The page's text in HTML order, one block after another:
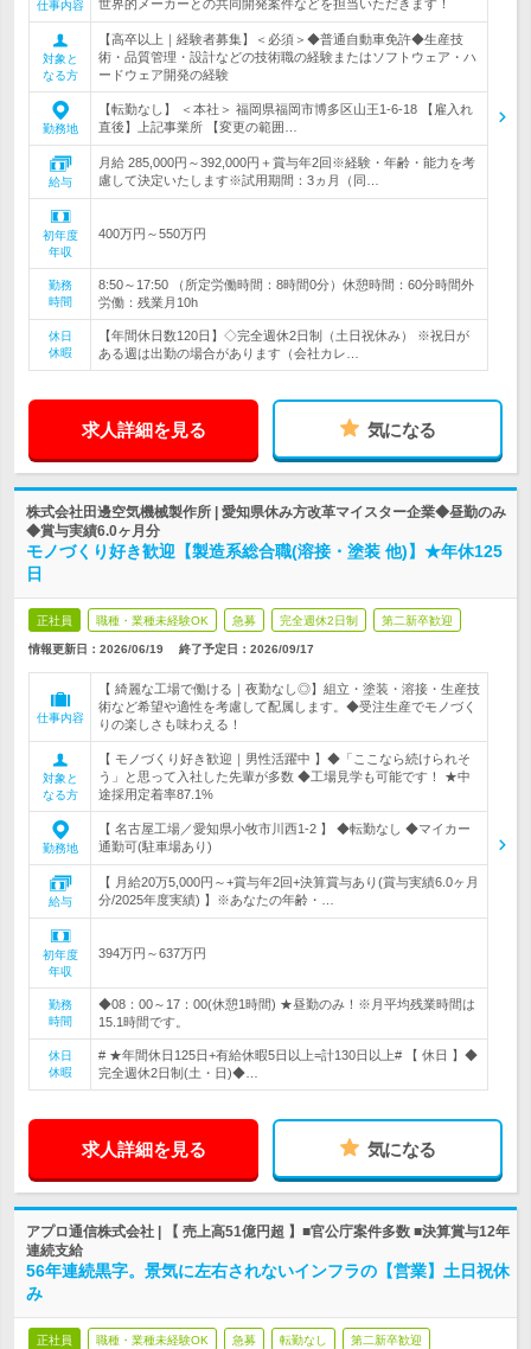
仕事内容 世界的メーカーとの共同開発案件などを担当いただきます！
対象と
なる方
【高卒以上｜経験者募集】＜必須＞◆普通自動車免許◆生産技
術・品質管理・設計などの技術職の経験またはソフトウェア・ハ
ードウェア開発の経験
勤務地
【転勤なし】 ＜本社＞ 福岡県福岡市博多区山王1-6-18 【雇入れ
直後】上記事業所 【変更の範囲…
給与
月給 285,000円～392,000円＋賞与年2回※経験・年齢・能力を考
慮して決定いたします※試用期間：3ヵ月（同…
初年度
年収
400万円～550万円
勤務
時間
8:50～17:50 （所定労働時間：8時間0分）休憩時間：60分時間外
労働：残業月10h
休日
休暇
【年間休日数120日】◇完全週休2日制（土日祝休み） ※祝日が
ある週は出勤の場合があります（会社カレ…
求人詳細を見る 気になる
株式会社田邊空気機械製作所 | 愛知県休み方改革マイスター企業◆昼勤のみ
◆賞与実績6.0ヶ月分
モノづくり好き歓迎【製造系総合職(溶接・塗装 他)】★年休125
日
正社員 職種・業種未経験OK 急募 完全週休2日制 第二新卒歓迎
情報更新日：2026/06/19 終了予定日： 2026/09/17
仕事内容
【 綺麗な工場で働ける｜夜勤なし◎】組立・塗装・溶接・生産技
術など希望や適性を考慮して配属します。◆受注生産でモノづく
りの楽しさも味わえる！
対象と
なる方
【 モノづくり好き歓迎｜男性活躍中 】◆「ここなら続けられそ
う」と思って入社した先輩が多数 ◆工場見学も可能です！ ★中
途採用定着率87.1%
勤務地
【 名古屋工場／愛知県小牧市川西1-2 】 ◆転勤なし ◆マイカー
通勤可(駐車場あり)
給与
【 月給20万5,000円～+賞与年2回+決算賞与あり(賞与実績6.0ヶ月
分/2025年度実績) 】※あなたの年齢・…
初年度
年収
394万円～637万円
勤務
時間
◆08：00～17：00(休憩1時間) ★昼勤のみ！※月平均残業時間は
15.1時間です。
休日
休暇
# ★年間休日125日+有給休暇5日以上=計130日以上# 【 休日 】◆
完全週休2日制(土・日)◆…
求人詳細を見る 気になる
アプロ通信株式会社 | 【 売上高51億円超 】■官公庁案件多数 ■決算賞与12年
連続支給
56年連続黒字。景気に左右されないインフラの【営業】土日祝休
み
正社員 職種・業種未経験OK 急募 転勤なし 第二新卒歓迎